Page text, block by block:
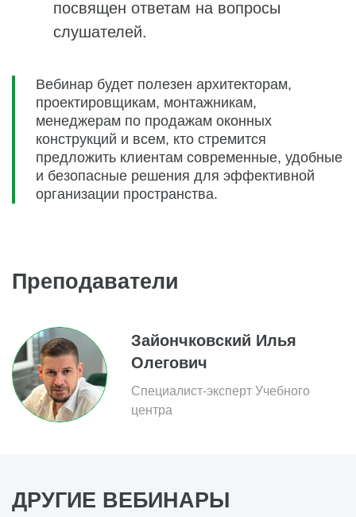
посвящен ответам на вопросы
слушателей.
Вебинар будет полезен архитекторам,
проектировщикам, монтажникам,
менеджерам по продажам оконных
конструкций и всем, кто стремится
предложить клиентам современные, удобные
и безопасные решения для эффективной
организации пространства.
Преподаватели
Зайончковский Илья
Олегович
Специалист-эксперт Учебного
центра
ДРУГИЕ ВЕБИНАРЫ